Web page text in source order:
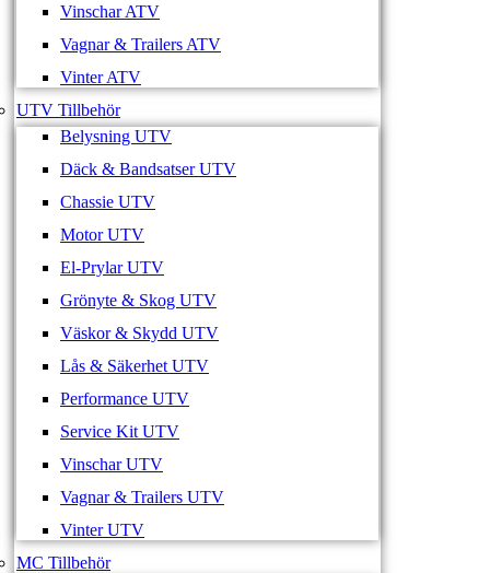
Vinschar ATV
Vagnar & Trailers ATV
Vinter ATV
UTV Tillbehör
Belysning UTV
Däck & Bandsatser UTV
Chassie UTV
Motor UTV
El-Prylar UTV
Grönyte & Skog UTV
Väskor & Skydd UTV
Lås & Säkerhet UTV
Performance UTV
Service Kit UTV
Vinschar UTV
Vagnar & Trailers UTV
Vinter UTV
MC Tillbehör